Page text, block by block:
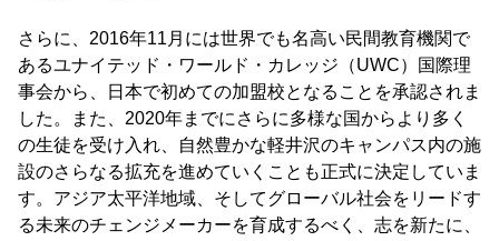
さらに、2016年11月には世界でも名高い民間教育機関で
あるユナイテッド・ワールド・カレッジ（UWC）国際理
事会から、日本で初めての加盟校となることを承認されま
した。また、2020年までにさらに多様な国からより多く
の生徒を受け入れ、自然豊かな軽井沢のキャンパス内の施
設のさらなる拡充を進めていくことも正式に決定していま
す。アジア太平洋地域、そしてグローバル社会をリードす
る未来のチェンジメーカーを育成するべく、志を新たに、